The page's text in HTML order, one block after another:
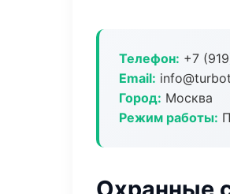
Телефон: +7
Email:
Город: Москва
Режим работы: